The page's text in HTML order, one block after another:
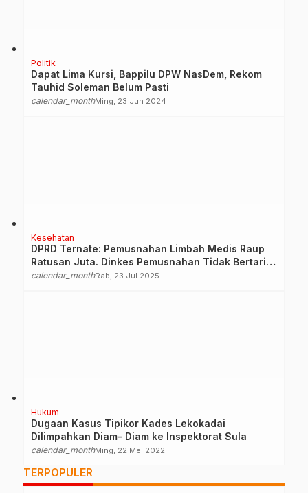
Politik
Dapat Lima Kursi, Bappilu DPW NasDem, Rekom
Tauhid Soleman Belum Pasti
calendar_monthMing, 23 Jun 2024
Kesehatan
DPRD Ternate: Pemusnahan Limbah Medis Raup
Ratusan Juta. Dinkes Pemusnahan Tidak Bertarif,
Minta Tambah Anggaran
calendar_monthRab, 23 Jul 2025
Hukum
Dugaan Kasus Tipikor Kades Lekokadai
Dilimpahkan Diam- Diam ke Inspektorat Sula
calendar_monthMing, 22 Mei 2022
TERPOPULER